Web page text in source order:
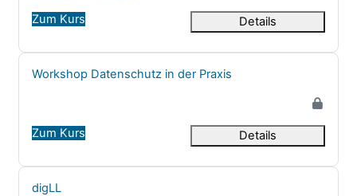
Zum Kurs Details
Kursname
Workshop Datenschutz in der Praxis
Zum Kurs Details
Kursname
digLL